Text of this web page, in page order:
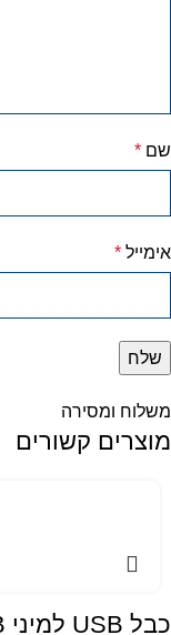
שם *
אימייל *
משלוח ומסירה
מוצרים קשורים
כבל USB למיני USB